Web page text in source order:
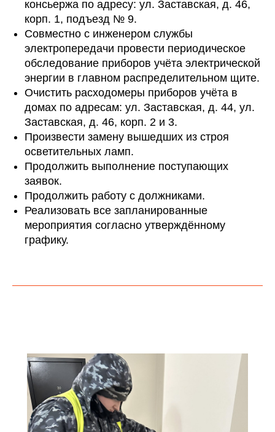
консьержа по адресу: ул. Заставская, д. 46,
корп. 1, подъезд № 9.
Совместно с инженером службы
электропередачи провести периодическое
обследование приборов учёта электрической
энергии в главном распределительном щите.
Очистить расходомеры приборов учёта в
домах по адресам: ул. Заставская, д. 44, ул.
Заставская, д. 46, корп. 2 и 3.
Произвести замену вышедших из строя
осветительных ламп.
Продолжить выполнение поступающих
заявок.
Продолжить работу с должниками.
Реализовать все запланированные
мероприятия согласно утверждённому
графику.